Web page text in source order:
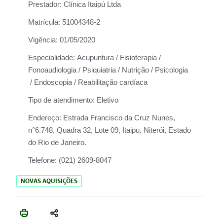
Prestador: Clínica Itaipú Ltda
Matrícula: 51004348-2
Vigência: 01/05/2020
Especialidade: Acupuntura / Fisioterapia /
Fonoaudiologia / Psiquiatria / Nutrição / Psicologia
/ Endoscopia / Reabilitação cardíaca
Tipo de atendimento: Eletivo
Endereço: Estrada Francisco da Cruz Nunes,
n°6.748, Quadra 32, Lote 09, Itaipu, Niterói, Estado
do Rio de Janeiro.
Telefone: (021) 2609-8047
NOVAS AQUISIÇÕES